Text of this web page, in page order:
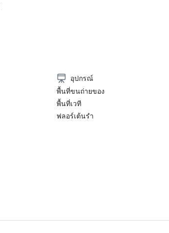
อุปกรณ์
พื้นที่ขนถ่ายของ
พื้นที่เวที
ฟลอร์เต้นรำ